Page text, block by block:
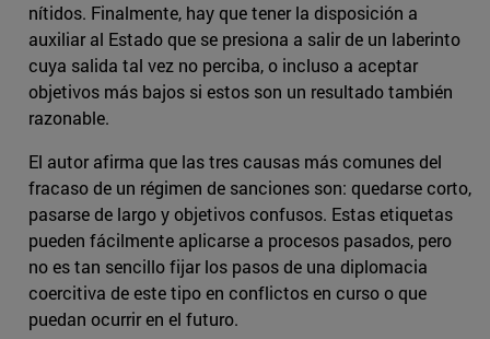
nítidos. Finalmente, hay que tener la disposición a
auxiliar al Estado que se presiona a salir de un laberinto
cuya salida tal vez no perciba, o incluso a aceptar
objetivos más bajos si estos son un resultado también
razonable.
El autor afirma que las tres causas más comunes del
fracaso de un régimen de sanciones son: quedarse corto,
pasarse de largo y objetivos confusos. Estas etiquetas
pueden fácilmente aplicarse a procesos pasados, pero
no es tan sencillo fijar los pasos de una diplomacia
coercitiva de este tipo en conflictos en curso o que
puedan ocurrir en el futuro.